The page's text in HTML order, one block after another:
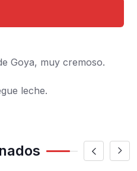
Goya, muy cremoso.
leche.